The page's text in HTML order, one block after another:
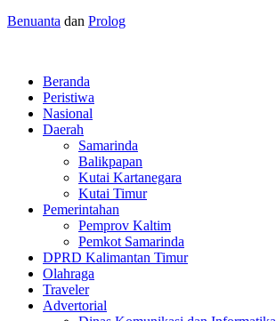
Benuanta dan Prolog
Beranda
Peristiwa
Nasional
Daerah
Samarinda
Balikpapan
Kutai Kartanegara
Kutai Timur
Pemerintahan
Pemprov Kaltim
Pemkot Samarinda
DPRD Kalimantan Timur
Olahraga
Traveler
Advertorial